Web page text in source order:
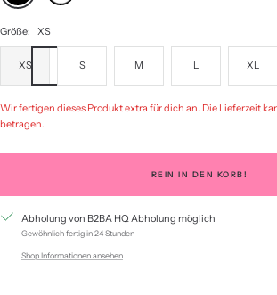
Größe: XS
XS S M L XL
Wir fertigen dieses Produkt extra für dich an. Die Lieferzeit
betragen.
REIN IN DEN KORB!
Abholung von B2BA HQ Abholung möglich
Gewöhnlich fertig in 24 Stunden
Shop Informationen ansehen